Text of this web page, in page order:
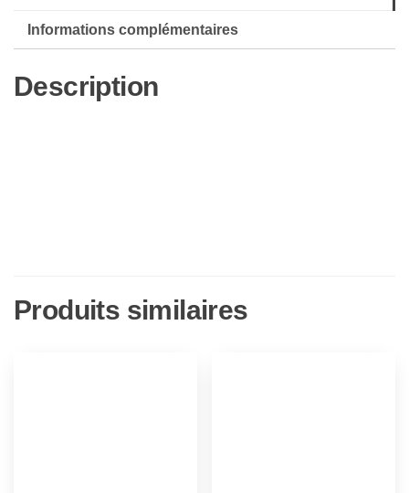
Informations complémentaires
Description
Produits similaires